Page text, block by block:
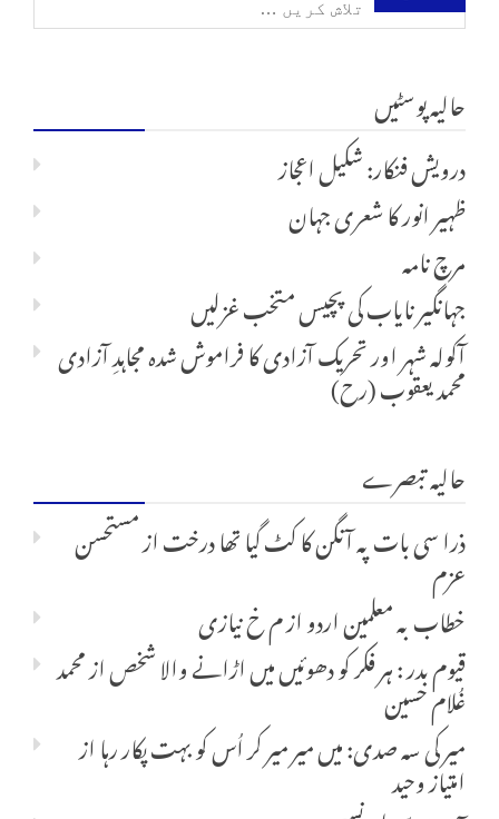
برائے:
حالیہ پوسٹیں
درویش فنکار: شکیل اعجاز
ظہیر انور کا شعری جہان
مرچ نامہ
جہانگیر نایاب کی پچیس متخب غزلیں
آکولہ شہر اور تحریک آزادی کا فراموش شدہ مجاہدِ آزادی
محمد یعقوب (رح)
حالیہ تبصرے
ذرا سی بات پہ آنگن کا کٹ گیا تھا درختازمستحسن
عزم
خطاب بہ معلمین اردوازم خ نیازی
قیوم بدر : ہر فکر کو دھوئیں میں اڑانے والا شخصازمحمد
غُلام حسین
میر کی سہ صدی: میں میر میر کر اُس کو بہت پکار رہااز
امتیاز وحید